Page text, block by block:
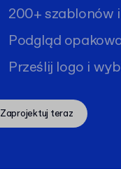
200+ szablonów
Podgląd
Prześlij logo i
Zaprojektuj teraz